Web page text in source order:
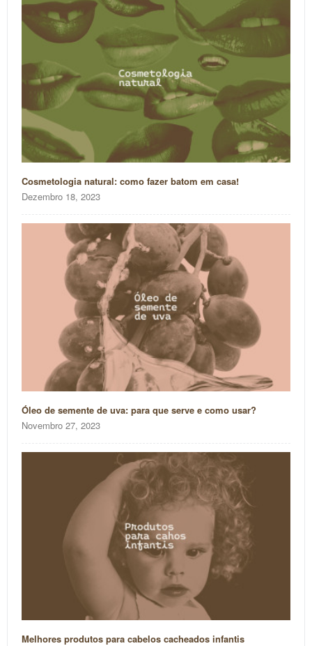
Cosmetologia natural: como fazer batom em casa!
Dezembro 18, 2023
Óleo de semente de uva: para que serve e como usar?
Novembro 27, 2023
Melhores produtos para cabelos cacheados infantis